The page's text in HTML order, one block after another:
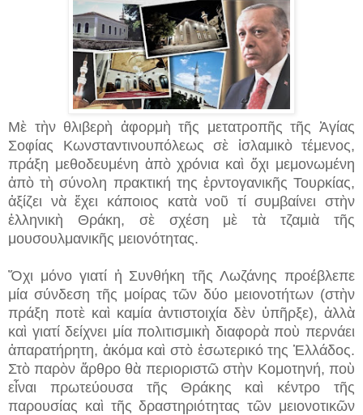
Μὲ τὴν θλιβερὴ ἀφορμὴ τῆς μετατροπῆς τῆς Ἁγίας
Σοφίας Κωνσταντινουπόλεως σὲ ἰσλαμικὸ τέμενος,
πράξη μεθοδευμένη ἀπὸ χρόνια καὶ ὄχι μεμονωμένη
ἀπὸ τὴ σύνολη πρακτική της ἐρντογανικῆς Τουρκίας,
ἀξίζει νὰ ἔχει κάποιος κατὰ νοῦ τί συμβαίνει στὴν
ἑλληνικὴ Θράκη, σὲ σχέση μὲ τὰ τζαμιὰ τῆς
μουσουλμανικῆς μειονότητας.
Ὄχι μόνο γιατί ἡ Συνθήκη τῆς Λωζάνης προέβλεπε
μία σύνδεση τῆς μοίρας τῶν δύο μειονοτήτων (στὴν
πράξη ποτὲ καὶ καμία ἀντιστοιχία δὲν ὑπῆρξε), ἀλλὰ
καὶ γιατί δείχνει μία πολιτισμικὴ διαφορὰ ποὺ περνάει
ἀπαρατήρητη, ἀκόμα καὶ στὸ ἐσωτερικό της Ἑλλάδος.
Στὸ παρὸν ἄρθρο θὰ περιοριστῶ στὴν Κομοτηνή, ποὺ
εἶναι πρωτεύουσα τῆς Θράκης καὶ κέντρο τῆς
παρουσίας καὶ τῆς δραστηριότητας τῶν μειονοτικῶν